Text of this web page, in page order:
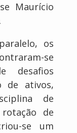
Maurício
os
se
desafios
de ativos,
de
de
se um